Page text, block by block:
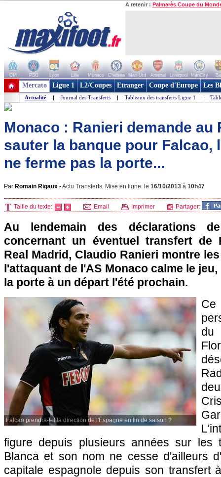
A retenir : Palmarès Coupe du
OM PSG Lyon Lille Monaco Chelsea Man Utd Arsenal Liverpool ManCity
+ de clubs
Mercato Ligue 1 L2/Coupes Etranger Coupe d'Europe Les
Actualité | Journal des Transferts | Tableaux des transferts Ligue 1 |
Monaco : Ranieri demande au
sauter la banque pour Falcao,
ne ferme pas la porte...
Par Romain Rigaux -Actu Transferts, Mise en ligne: le 16/10/2013 à 10h47
Taille du texte: Email Imprimer Partager:
Au lendemain des déclarations
concernant un éventuel transfert de
Real Madrid, Claudio Ranieri montre
l'attaquant de l'AS Monacocalme le jeu,
la porte à un départ l'été prochain.
Falcao prendra-t-il la direction de l'Espagne en fin de saison ?
Ce
figure depuis plusieurs années sur les
Blanca et son nom ne cesse d'ailleurs
capitale espagnole depuis son transfert